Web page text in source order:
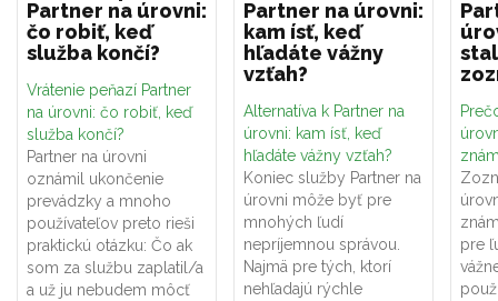
Partner na úrovni:
čo robiť, keď
služba končí?
Vrátenie peňazí Partner
na úrovni: čo robiť, keď
služba končí?
Partner na úrovni
oznámil ukončenie
prevádzky a mnoho
používateľov preto rieši
praktickú otázku: Čo ak
som za službu zaplatil/a
a už ju nebudem môcť
Partner na úrovni:
kam ísť, keď
hľadáte vážny
vzťah?
Alternatíva k Partner na
úrovni: kam ísť, keď
hľadáte vážny vzťah?
Koniec služby Partner na
úrovni môže byť pre
mnohých ľudí
nepríjemnou správou.
Najmä pre tých, ktorí
nehľadajú rýchle
pre